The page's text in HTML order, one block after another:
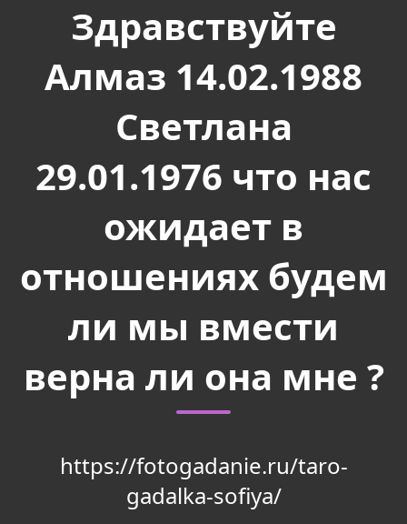
Здравствуйте
Алмаз 14.02.1988
Светлана
29.01.1976 что нас
ожидает в
отношениях будем
ли мы вмести
верна ли она мне ?
https://fotogadanie.ru/taro-
gadalka-sofiya/